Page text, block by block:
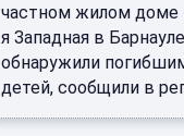
частном жилом доме
я Западная в
обнаружили
детей, сообщили в